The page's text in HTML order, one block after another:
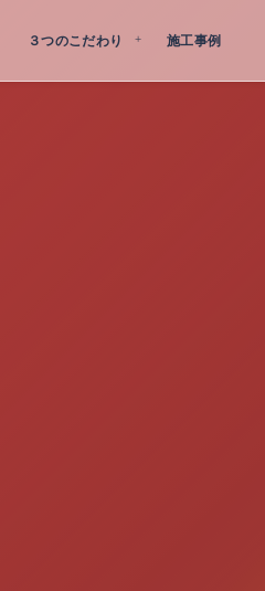
３つのこだわり 施工事例